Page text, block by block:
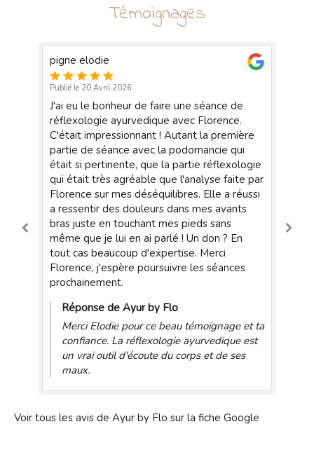
Témoignages
pigne elodie
Publié le 20 Avril 2026
J'ai eu le bonheur de faire une séance de
réflexologie ayurvedique avec Florence.
C'était impressionnant ! Autant la première
partie de séance avec la podomancie qui
était si pertinente, que la partie réflexologie
qui était très agréable que l'analyse faite par
Florence sur mes déséquilibres. Elle a réussi
a ressentir des douleurs dans mes avants
bras juste en touchant mes pieds sans
même que je lui en ai parlé ! Un don ? En
tout cas beaucoup d'expertise. Merci
Florence, j'espère poursuivre les séances
prochainement.
Réponse de Ayur by Flo
Merci Elodie pour ce beau témoignage et ta
confiance. La réflexologie ayurvedique est
un vrai outil d'écoute du corps et de ses
maux.
Voir tous les avis de Ayur by Flo sur la fiche Google